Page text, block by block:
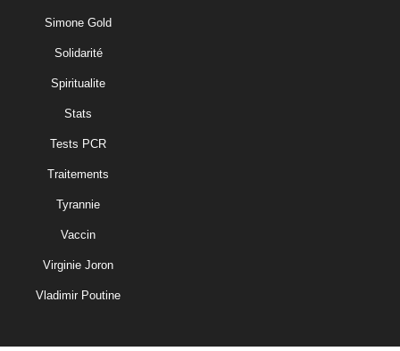
Simone Gold
Solidarité
Spiritualite
Stats
Tests PCR
Traitements
Tyrannie
Vaccin
Virginie Joron
Vladimir Poutine